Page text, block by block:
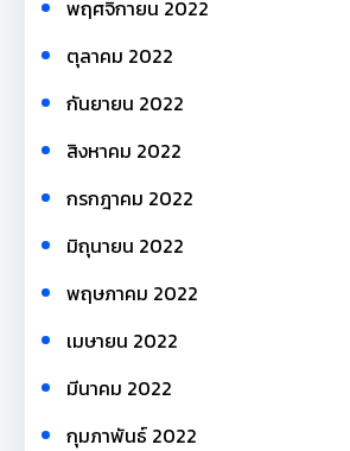
พฤศจิกายน 2022
ตุลาคม 2022
กันยายน 2022
สิงหาคม 2022
กรกฎาคม 2022
มิถุนายน 2022
พฤษภาคม 2022
เมษายน 2022
มีนาคม 2022
กุมภาพันธ์ 2022